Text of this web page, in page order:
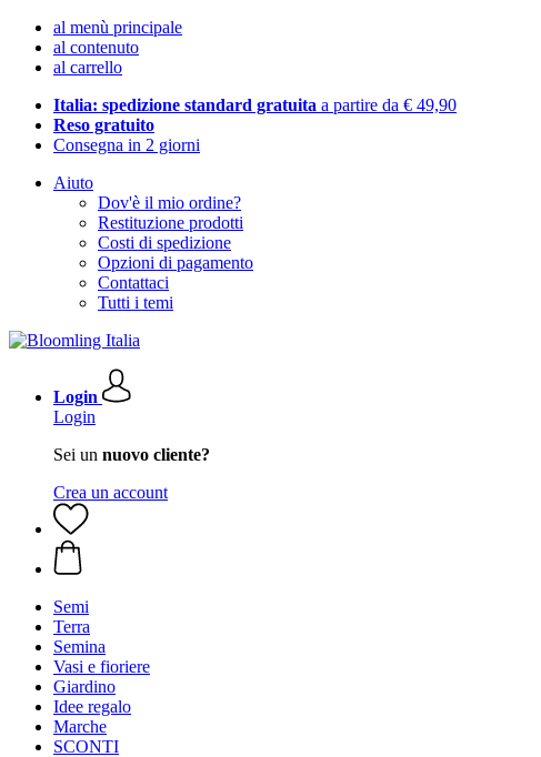
al menù principale
al contenuto
al carrello
Italia: spedizione standard gratuita a partire da € 49,90
Reso gratuito
Consegna in 2 giorni
Aiuto
Dov'è il mio ordine?
Restituzione prodotti
Costi di spedizione
Opzioni di pagamento
Contattaci
Tutti i temi
Login
Login
Sei un nuovo cliente?
Crea un account
Semi
Terra
Semina
Vasi e fioriere
Giardino
Idee regalo
Marche
SCONTI